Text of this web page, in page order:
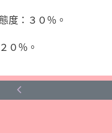
度：３０％。
０％。